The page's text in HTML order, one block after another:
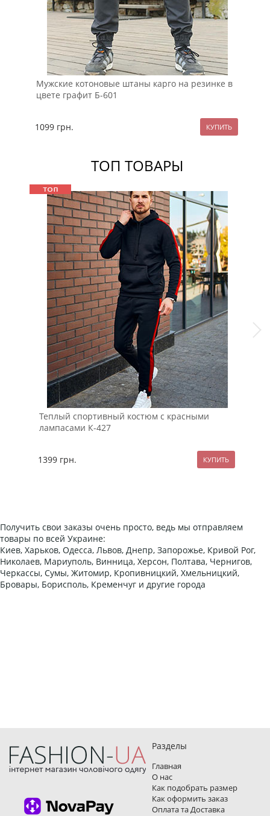
Мужские котоновые штаны карго на резинке в
цвете графит Б-601
1099 грн.
ТОП ТОВАРЫ
Теплый спортивный костюм с красными
лампасами К-427
1399 грн.
Получить свои заказы очень просто, ведь мы отправляем
товары по всей Украине:
Киев, Харьков, Одесса, Львов, Днепр, Запорожье, Кривой Рог,
Николаев, Мариуполь, Винница, Херсон, Полтава, Чернигов,
Черкассы, Сумы, Житомир, Кропивницкий, Хмельницкий,
Бровары, Борисполь, Кременчуг и другие города
Разделы
Главная
О нас
Как подобрать размер
Как оформить заказ
Оплата та Доставка